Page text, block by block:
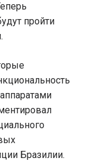
пройти
Бразилии.